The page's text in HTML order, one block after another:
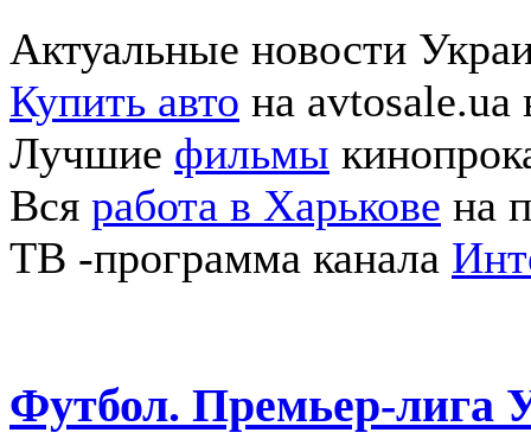
Актуальные новости
Купить авто на avtosale.ua
Лучшие фильмы
Вся работа в Харькове на
ТВ -программа канала
Футбол. Премьер-лига